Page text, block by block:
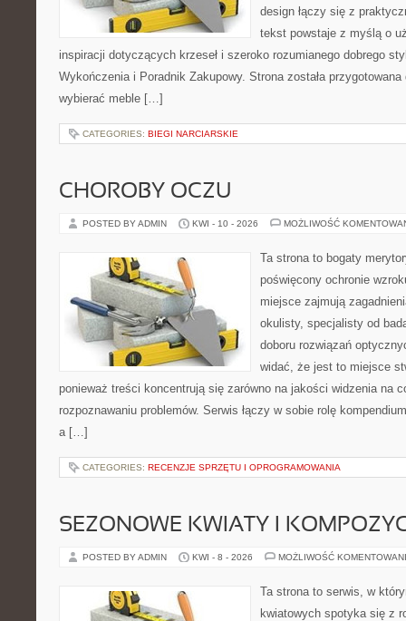
design łączy się z
tekst powstaje z myślą o
inspiracji dotyczących krzeseł i szeroko rozumianego dobrego
Wykończenia i Poradnik Zakupowy. Strona została
wybierać meble […]
CATEGORIES: BIEGI NARCIARSKIE
CHOROBY OCZU
POSTED BY ADMIN KWI - 10 - 2026 MOŻLIWOŚĆ
Ta strona to bogaty
poświęcony ochronie
miejsce zajmują
okulisty, specjalisty od
doboru rozwiązań
widać, że jest to miejsce
ponieważ treści koncentrują się zarówno na jakości widzenia na
rozpoznawaniu problemów. Serwis łączy w sobie rolę
a […]
CATEGORIES: RECENZJE SPRZĘTU I OPROGRAMOWANIA
SEZONOWE KWIATY I
POSTED BY ADMIN KWI - 8 - 2026 MOŻLIWOŚĆ
Ta strona to serwis, w
kwiatowych spotyka się z